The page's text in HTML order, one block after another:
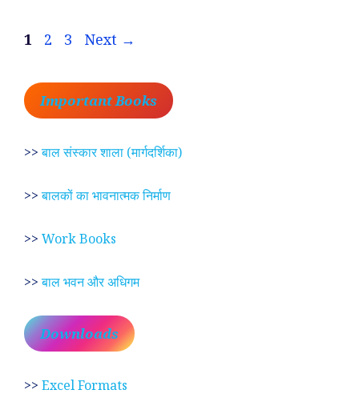
Page
1 Page
2 Page
3 Next →
Important Books
>>बाल संस्कार शाला (मार्गदर्शिका)
>>बालकों का भावनात्मक निर्माण
>> Work Books
>>बाल भवन और अधिगम
Downloads
>> Excel Formats